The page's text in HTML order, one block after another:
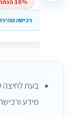
10% הנחה
רכישה
בעת לחיצה
מידע